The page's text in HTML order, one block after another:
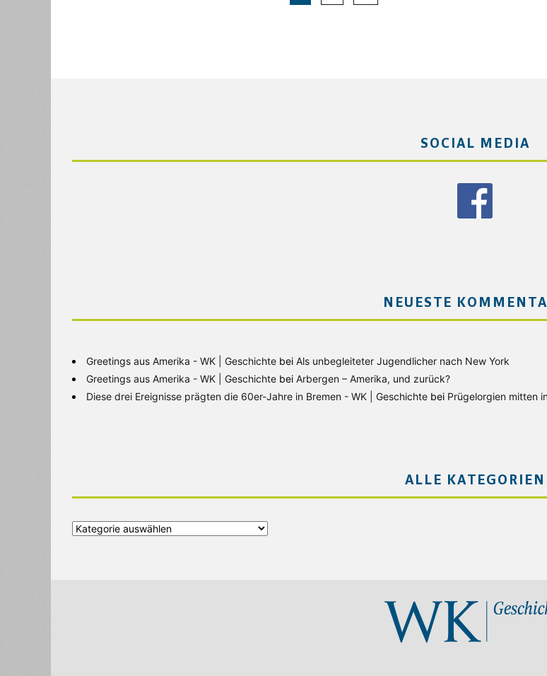
SOCIAL MEDIA
NEUESTE
Greetings aus Amerika - WK | Geschichte bei Als unbegleiteter Jugendlicher nach New York
Greetings aus Amerika - WK | Geschichte bei Arbergen – Amerika, und zurück?
Diese drei Ereignisse prägten die 60er-Jahre in Bremen - WK | Geschichte bei Prügelorgien mitten
ALLE KATEGORIEN
Alle